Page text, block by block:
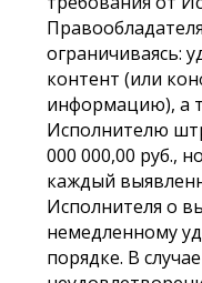
ограничиваясь:
контент (или
информацию), а
Исполнителю
000 000,00 руб.,
каждый
Исполнителя о
немедленному
порядке. В